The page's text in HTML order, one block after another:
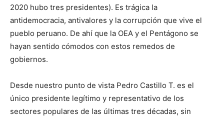
2020 hubo tres presidentes). Es trágica la
antidemocracia, antivalores y la corrupción que vive el
pueblo peruano. De ahí que la OEA y el Pentágono se
hayan sentido cómodos con estos remedos de
gobiernos.
Desde nuestro punto de vista Pedro Castillo T. es el
único presidente legítimo y representativo de los
sectores populares de las últimas tres décadas, sin